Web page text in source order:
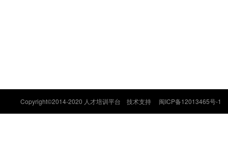
Copyright©2014-2020 人才培训平台 技术支持 闽ICP备12013465号-1